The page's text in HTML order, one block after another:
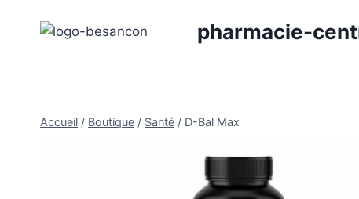
pharmacie-
Accueil / Boutique / Santé / D-Bal Max